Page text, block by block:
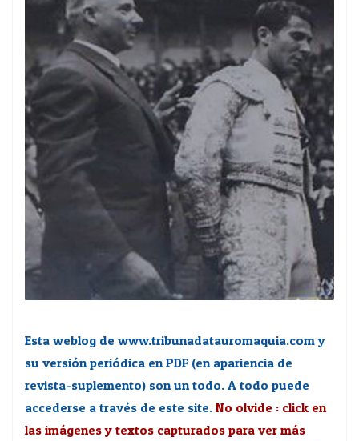
Esta weblog de www.tribunadatauromaquia.com y
su versión periódica en PDF (en apariencia de
revista-suplemento) son un todo. A todo puede
accederse a través de este site. No olvide : click en
las imágenes y textos capturados para ver más